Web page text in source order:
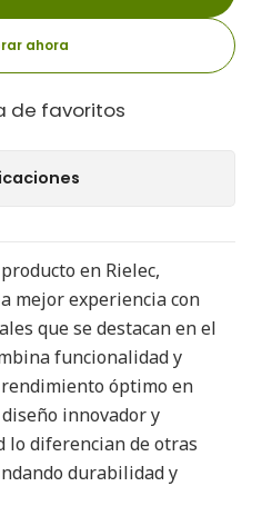
ahora
de favoritos
en Rielec,
mejor experiencia con
que se destacan en el
funcionalidad y
óptimo en
innovador y
lo diferencian de otras
durabilidad y